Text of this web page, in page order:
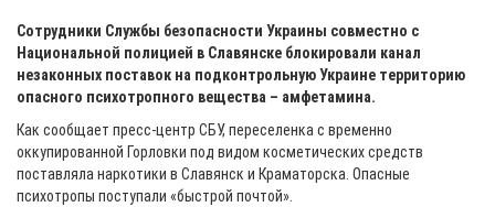
Сотрудники Службы безопасности Украины совместно с
Национальной полицией в Славянске блокировали канал
незаконных поставок на подконтрольную Украине территорию
опасного психотропного вещества – амфетамина.
Как сообщает пресс-центр СБУ,переселенка с временно
оккупированной Горловки под видом косметических средств
поставляла наркотики в Славянск и Краматорска. Опасные
психотропы поступали «быстрой почтой».